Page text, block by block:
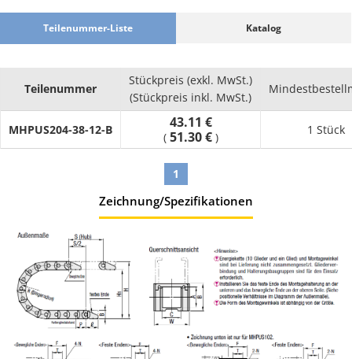
Teilenummer-Liste Katalog
Teilenummer
Stückpreis (exkl. MwSt.)
(Stückpreis inkl. MwSt.)
MHPUS204-38-12-B 43.11 €
( 51.30 € )
1 Stück
1
Zeichnung/Spezifikationen